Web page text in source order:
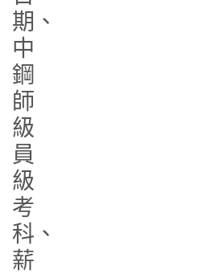
期、
中
鋼
師
級
員
級
考
科、
薪